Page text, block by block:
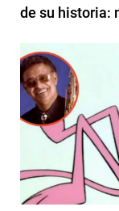
de su historia: